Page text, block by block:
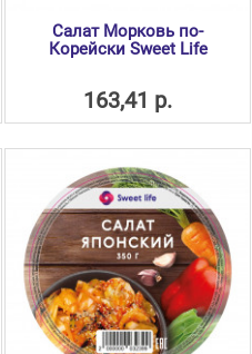
Салат Морковь по-
Корейски Sweet Life
163,41 р.